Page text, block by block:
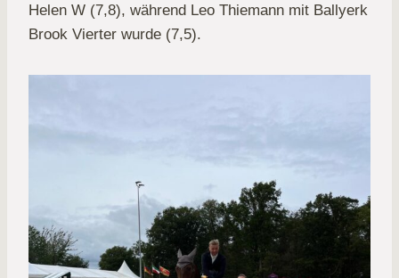
Helen W (7,8), während Leo Thiemann mit Ballyerk
Brook Vierter wurde (7,5).